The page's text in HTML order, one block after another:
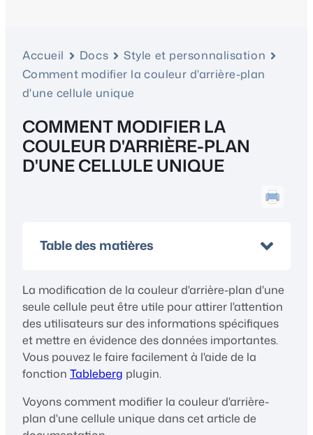
Accueil Docs
Style et personnalisation
Comment modifier la couleur d'arrière-plan
d'une cellule unique
COMMENT MODIFIER LA
COULEUR D'ARRIÈRE-PLAN
D'UNE CELLULE UNIQUE
Table des matières
La modification de la couleur d'arrière-plan d'une
seule cellule peut être utile pour attirer l'attention
des utilisateurs sur des informations spécifiques
et mettre en évidence des données importantes.
Vous pouvez le faire facilement à l'aide de la
fonction Tableberg plugin.
Voyons comment modifier la couleur d'arrière-
plan d'une cellule unique dans cet article de